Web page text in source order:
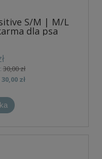
S/M | M/L
dla psa
30,00 zł
30,00 zł